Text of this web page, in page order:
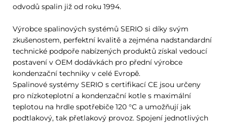
odvodů spalin již od roku 1994.
Výrobce spalinových systémů SERIO si díky svým
zkušenostem, perfektní kvalitě a zejména nadstandardní
technické podpoře nabízených produktů získal vedoucí
postavení v OEM dodávkách pro přední výrobce
kondenzační techniky v celé Evropě.
Spalinové systémy SERIO s certifikací CE jsou určeny
pro nízkoteplotní a kondenzační kotle s maximální
teplotou na hrdle spotřebiče 120 °C a umožňují jak
podtlakový, tak přetlakový provoz. Spojení jednotlivých